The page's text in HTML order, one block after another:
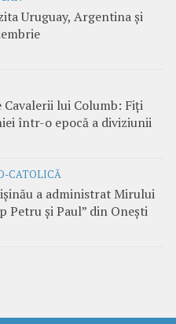
Uruguay, Argentina și
Cavalerii lui Columb: Fiți
într-o epocă a diviziunii
CATOLICĂ
a administrat Mirului
Petru și Paul” din Onești